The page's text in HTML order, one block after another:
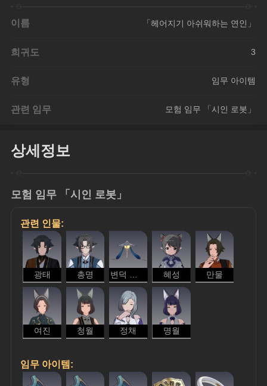
이름 「헤어지기 아쉬워하는 연인」
희귀도 3
유형 임무 아이템
관련 임무 모험 임무 「시인 로봇」
상세정보
모험 임무 「시인 로봇」
관련 인물:
광태 총명 혜성 만물
여진 청월 정채 명월
임무 아이템: